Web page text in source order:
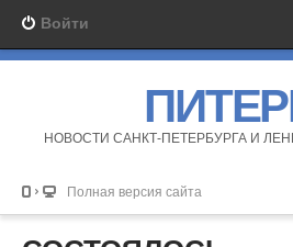
Войти
НОВОСТИ САНКТ-ПЕТЕРБУРГА И
Полная версия сайта